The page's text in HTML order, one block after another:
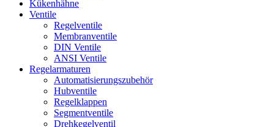
Kükenhähne
Ventile
Regelventile
Membranventile
DIN Ventile
ANSI Ventile
Regelarmaturen
Automatisierungszubehör
Hubventile
Regelklappen
Segmentventile
Drehkegelventil